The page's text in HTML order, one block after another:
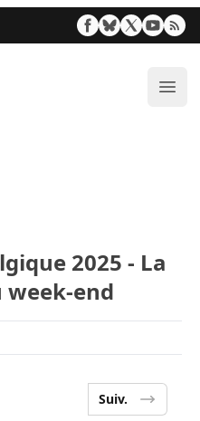
2025 - La
week-end
Suiv.